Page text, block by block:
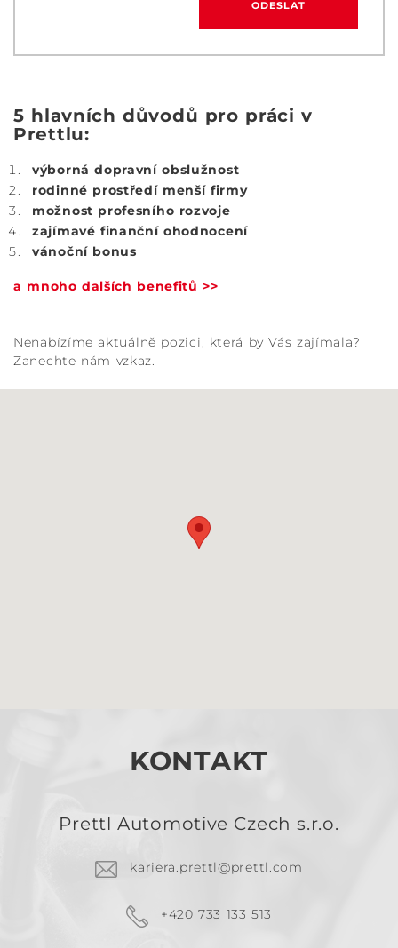
5 hlavních důvodů pro práci v
Prettlu:
výborná dopravní obslužnost
rodinné prostředí menší firmy
možnost profesního rozvoje
zajímavé finanční ohodnocení
vánoční bonus
a mnoho dalších benefitů >>
Nenabízíme aktuálně pozici, která by Vás zajímala?
Zanechte nám vzkaz.
KONTAKT
Prettl Automotive Czech s.r.o.
kariera.prettl@prettl.com
+420 733 133 513